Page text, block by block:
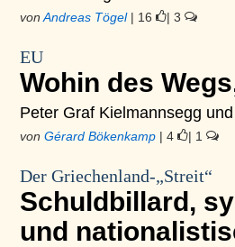
von Andreas Tögel| 16 | 3
EU
Wohin des
Peter Graf Kielmannsegg
von Gérard Bökenkamp | 4 | 1
Der Griechenland-„Streit“
Schuldbillard,
und